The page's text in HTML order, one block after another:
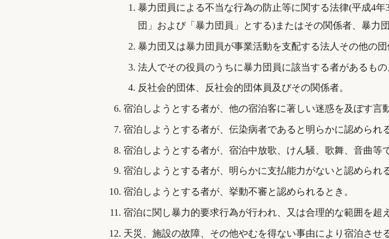
暴力団員による不当な行為の防止等に関する法律(平成4
団」および「暴力団員」とする)またはその関係者、暴力
暴力団又は暴力団員が事業活動を支配する法人その他の団
法人でその役員のうちに暴力団員に該当する者があるもの
反社会的団体、反社会的団体員及びその関係者。
宿泊しようとする者が、他の宿泊客に著しい迷惑を及ぼす言
宿泊しようとする者が、伝染病者であると明らかに認められ
宿泊しようとする者が、宿泊中放歌、けん騒、歌舞、音曲等
宿泊しようとする者が、明らかに支払能力がないと認められ
宿泊しようとする者が、挙動不審と認められるとき。
宿泊に関し暴力的要求行為が行われ、又は合理的な範囲を超
天災、施設の故障、その他やむを得ない事由により宿泊させ